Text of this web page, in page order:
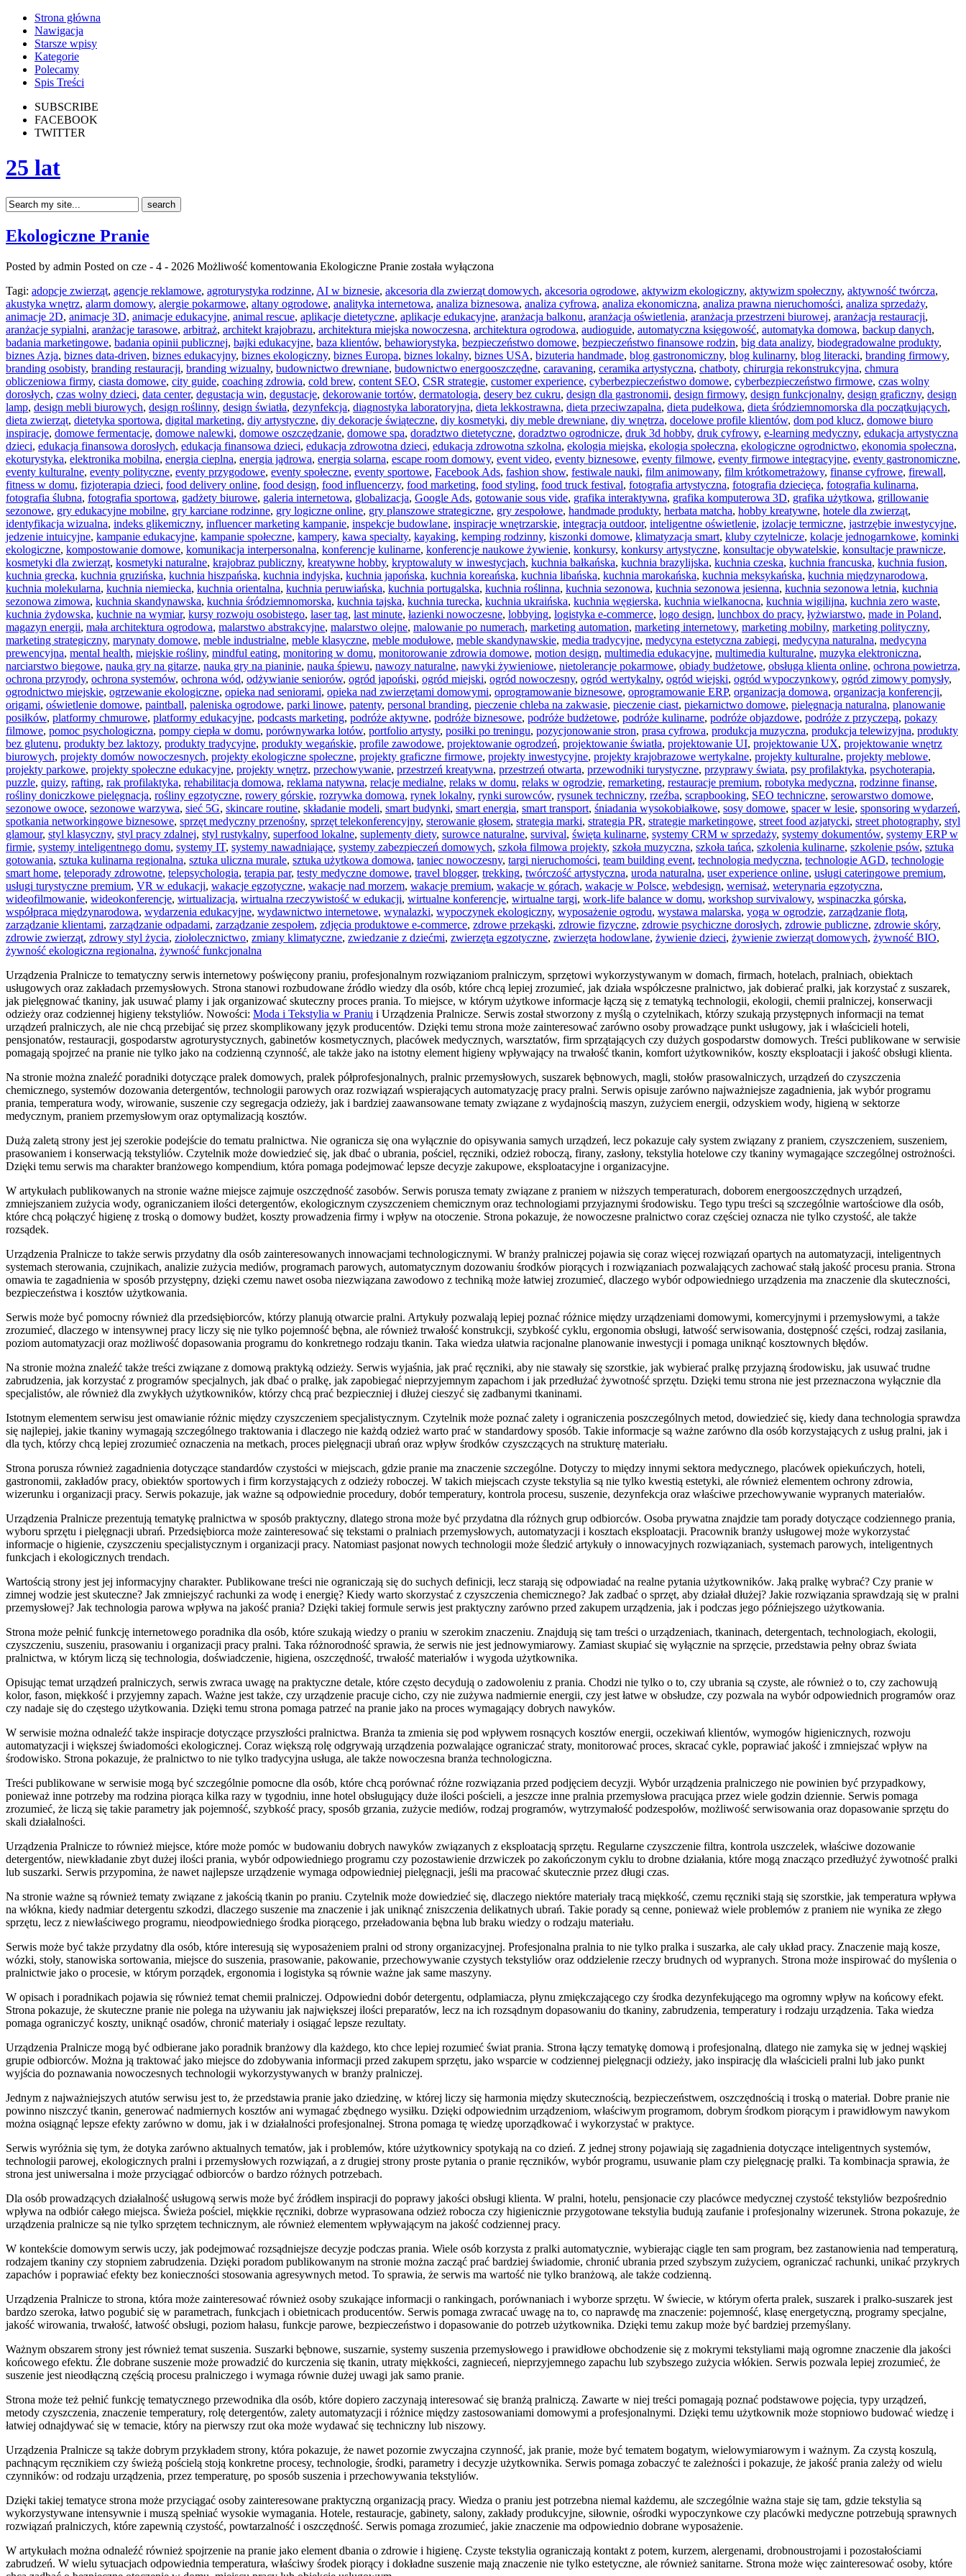
Strona główna
Nawigacja
Starsze wpisy
Kategorie
Polecamy
Spis Treści
SUBSCRIBE
FACEBOOK
TWITTER
25 lat
Ekologiczne Pranie
Posted by admin Posted on cze - 4 - 2026 Możliwość komentowania Ekologiczne Pranie została wyłączona
Tagi: adopcje zwierząt, agencje reklamowe, agroturystyka rodzinne, AI w biznesie, akcesoria dla zwierząt domowych, akcesoria ogrodowe, aktywizm ekologiczny, aktywizm społeczny, aktywność twórcza,
akustyka wnętrz, alarm domowy, alergie pokarmowe, altany ogrodowe, analityka internetowa, analiza biznesowa, analiza cyfrowa, analiza ekonomiczna, analiza prawna nieruchomości, analiza sprzedaży,
animacje 2D, animacje 3D, animacje edukacyjne, animal rescue, aplikacje dietetyczne, aplikacje edukacyjne, aranżacja balkonu, aranżacja oświetlenia, aranżacja przestrzeni biurowej, aranżacja restauracji,
aranżacje sypialni, aranżacje tarasowe, arbitraż, architekt krajobrazu, architektura miejska nowoczesna, architektura ogrodowa, audioguide, automatyczna księgowość, automatyka domowa, backup danych,
badania marketingowe, badania opinii publicznej, bajki edukacyjne, baza klientów, behawiorystyka, bezpieczeństwo domowe, bezpieczeństwo finansowe rodzin, big data analizy, biodegradowalne produkty,
biznes Azja, biznes data-driven, biznes edukacyjny, biznes ekologiczny, biznes Europa, biznes lokalny, biznes USA, bizuteria handmade, blog gastronomiczny, blog kulinarny, blog literacki, branding firmowy,
branding osobisty, branding restauracji, branding wizualny, budownictwo drewniane, budownictwo energooszczędne, caravaning, ceramika artystyczna, chatboty, chirurgia rekonstrukcyjna, chmura
obliczeniowa firmy, ciasta domowe, city guide, coaching zdrowia, cold brew, content SEO, CSR strategie, customer experience, cyberbezpieczeństwo domowe, cyberbezpieczeństwo firmowe, czas wolny
dorosłych, czas wolny dzieci, data center, degustacja win, degustacje, dekorowanie tortów, dermatologia, desery bez cukru, design dla gastronomii, design firmowy, design funkcjonalny, design graficzny, design
lamp, design mebli biurowych, design roślinny, design światła, dezynfekcja, diagnostyka laboratoryjna, dieta lekkostrawna, dieta przeciwzapalna, dieta pudełkowa, dieta śródziemnomorska dla początkujących,
dieta zwierząt, dietetyka sportowa, digital marketing, diy artystyczne, diy dekoracje świąteczne, diy kosmetyki, diy meble drewniane, diy wnętrza, docelowe profile klientów, dom pod klucz, domowe biuro
inspiracje, domowe fermentacje, domowe nalewki, domowe oszczędzanie, domowe spa, doradztwo dietetyczne, doradztwo ogrodnicze, druk 3d hobby, druk cyfrowy, e-learning medyczny, edukacja artystyczna
dzieci, edukacja finansowa dorosłych, edukacja finansowa dzieci, edukacja zdrowotna dzieci, edukacja zdrowotna szkolna, ekologia miejska, ekologia społeczna, ekologiczne ogrodnictwo, ekonomia społeczna,
ekoturystyka, elektronika mobilna, energia cieplna, energia jądrowa, energia solarna, escape room domowy, event video, eventy biznesowe, eventy filmowe, eventy firmowe integracyjne, eventy gastronomiczne,
eventy kulturalne, eventy polityczne, eventy przygodowe, eventy społeczne, eventy sportowe, Facebook Ads, fashion show, festiwale nauki, film animowany, film krótkometrażowy, finanse cyfrowe, firewall,
fitness w domu, fizjoterapia dzieci, food delivery online, food design, food influencerzy, food marketing, food styling, food truck festival, fotografia artystyczna, fotografia dziecięca, fotografia kulinarna,
fotografia ślubna, fotografia sportowa, gadżety biurowe, galeria internetowa, globalizacja, Google Ads, gotowanie sous vide, grafika interaktywna, grafika komputerowa 3D, grafika użytkowa, grillowanie
sezonowe, gry edukacyjne mobilne, gry karciane rodzinne, gry logiczne online, gry planszowe strategiczne, gry zespołowe, handmade produkty, herbata matcha, hobby kreatywne, hotele dla zwierząt,
identyfikacja wizualna, indeks glikemiczny, influencer marketing kampanie, inspekcje budowlane, inspiracje wnętrzarskie, integracja outdoor, inteligentne oświetlenie, izolacje termiczne, jastrzębie inwestycyjne,
jedzenie intuicyjne, kampanie edukacyjne, kampanie społeczne, kampery, kawa specialty, kayaking, kemping rodzinny, kiszonki domowe, klimatyzacja smart, kluby czytelnicze, kolacje jednogarnkowe, kominki
ekologiczne, kompostowanie domowe, komunikacja interpersonalna, konferencje kulinarne, konferencje naukowe żywienie, konkursy, konkursy artystyczne, konsultacje obywatelskie, konsultacje prawnicze,
kosmetyki dla zwierząt, kosmetyki naturalne, krajobraz publiczny, kreatywne hobby, kryptowaluty w inwestycjach, kuchnia bałkańska, kuchnia brazylijska, kuchnia czeska, kuchnia francuska, kuchnia fusion,
kuchnia grecka, kuchnia gruzińska, kuchnia hiszpańska, kuchnia indyjska, kuchnia japońska, kuchnia koreańska, kuchnia libańska, kuchnia marokańska, kuchnia meksykańska, kuchnia międzynarodowa,
kuchnia molekularna, kuchnia niemiecka, kuchnia orientalna, kuchnia peruwiańska, kuchnia portugalska, kuchnia roślinna, kuchnia sezonowa, kuchnia sezonowa jesienna, kuchnia sezonowa letnia, kuchnia
sezonowa zimowa, kuchnia skandynawska, kuchnia śródziemnomorska, kuchnia tajska, kuchnia turecka, kuchnia ukraińska, kuchnia węgierska, kuchnia wielkanocna, kuchnia wigilijna, kuchnia zero waste,
kuchnia żydowska, kuchnie na wymiar, kursy rozwoju osobistego, laser tag, last minute, łazienki nowoczesne, lobbying, logistyka e-commerce, logo design, lunchbox do pracy, łyżwiarstwo, made in Poland,
magazyn energii, mała architektura ogrodowa, malarstwo abstrakcyjne, malarstwo olejne, malowanie po numerach, marketing automation, marketing internetowy, marketing mobilny, marketing polityczny,
marketing strategiczny, marynaty domowe, meble industrialne, meble klasyczne, meble modułowe, meble skandynawskie, media tradycyjne, medycyna estetyczna zabiegi, medycyna naturalna, medycyna
prewencyjna, mental health, miejskie rośliny, mindful eating, monitoring w domu, monitorowanie zdrowia domowe, motion design, multimedia edukacyjne, multimedia kulturalne, muzyka elektroniczna,
narciarstwo biegowe, nauka gry na gitarze, nauka gry na pianinie, nauka śpiewu, nawozy naturalne, nawyki żywieniowe, nietolerancje pokarmowe, obiady budżetowe, obsługa klienta online, ochrona powietrza,
ochrona przyrody, ochrona systemów, ochrona wód, odżywianie seniorów, ogród japoński, ogród miejski, ogród nowoczesny, ogród wertykalny, ogród wiejski, ogród wypoczynkowy, ogród zimowy pomysły,
ogrodnictwo miejskie, ogrzewanie ekologiczne, opieka nad seniorami, opieka nad zwierzętami domowymi, oprogramowanie biznesowe, oprogramowanie ERP, organizacja domowa, organizacja konferencji,
origami, oświetlenie domowe, paintball, paleniska ogrodowe, parki linowe, patenty, personal branding, pieczenie chleba na zakwasie, pieczenie ciast, piekarnictwo domowe, pielęgnacja naturalna, planowanie
posiłków, platformy chmurowe, platformy edukacyjne, podcasts marketing, podróże aktywne, podróże biznesowe, podróże budżetowe, podróże kulinarne, podróże objazdowe, podróże z przyczepą, pokazy
filmowe, pomoc psychologiczna, pompy ciepła w domu, porównywarka lotów, portfolio artysty, posiłki po treningu, pozycjonowanie stron, prasa cyfrowa, produkcja muzyczna, produkcja telewizyjna, produkty
bez glutenu, produkty bez laktozy, produkty tradycyjne, produkty wegańskie, profile zawodowe, projektowanie ogrodzeń, projektowanie światła, projektowanie UI, projektowanie UX, projektowanie wnętrz
biurowych, projekty domów nowoczesnych, projekty ekologiczne społeczne, projekty graficzne firmowe, projekty inwestycyjne, projekty krajobrazowe wertykalne, projekty kulturalne, projekty meblowe,
projekty parkowe, projekty społeczne edukacyjne, projekty wnętrz, przechowywanie, przestrzeń kreatywna, przestrzeń otwarta, przewodniki turystyczne, przyprawy świata, psy profilaktyka, psychoterapia,
puzzle, quizy, rafting, rak profilaktyka, rehabilitacja domowa, reklama natywna, relacje medialne, relaks w domu, relaks w ogrodzie, remarketing, restauracje premium, robotyka medyczna, rodzinne finanse,
rośliny doniczkowe pielęgnacja, rośliny egzotyczne, rowery górskie, rozrywka domowa, rynek lokalny, rynki surowców, rysunek techniczny, rzeźba, scrapbooking, SEO techniczne, serowarstwo domowe,
sezonowe owoce, sezonowe warzywa, sieć 5G, skincare routine, składanie modeli, smart budynki, smart energia, smart transport, śniadania wysokobiałkowe, sosy domowe, spacer w lesie, sponsoring wydarzeń,
spotkania networkingowe biznesowe, sprzęt medyczny przenośny, sprzęt telekonferencyjny, sterowanie głosem, strategia marki, strategia PR, strategie marketingowe, street food azjatycki, street photography, styl
glamour, styl klasyczny, styl pracy zdalnej, styl rustykalny, superfood lokalne, suplementy diety, surowce naturalne, survival, święta kulinarne, systemy CRM w sprzedaży, systemy dokumentów, systemy ERP w
firmie, systemy inteligentnego domu, systemy IT, systemy nawadniające, systemy zabezpieczeń domowych, szkoła filmowa projekty, szkoła muzyczna, szkoła tańca, szkolenia kulinarne, szkolenie psów, sztuka
gotowania, sztuka kulinarna regionalna, sztuka uliczna murale, sztuka użytkowa domowa, taniec nowoczesny, targi nieruchomości, team building event, technologia medyczna, technologie AGD, technologie
smart home, teleporady zdrowotne, telepsychologia, terapia par, testy medyczne domowe, travel blogger, trekking, twórczość artystyczna, uroda naturalna, user experience online, usługi cateringowe premium,
usługi turystyczne premium, VR w edukacji, wakacje egzotyczne, wakacje nad morzem, wakacje premium, wakacje w górach, wakacje w Polsce, webdesign, wernisaż, weterynaria egzotyczna,
wideofilmowanie, wideokonferencje, wirtualizacja, wirtualna rzeczywistość w edukacji, wirtualne konferencje, wirtualne targi, work-life balance w domu, workshop survivalowy, wspinaczka górska,
współpraca międzynarodowa, wydarzenia edukacyjne, wydawnictwo internetowe, wynalazki, wypoczynek ekologiczny, wyposażenie ogrodu, wystawa malarska, yoga w ogrodzie, zarządzanie flotą,
zarządzanie klientami, zarządzanie odpadami, zarządzanie zespołem, zdjęcia produktowe e-commerce, zdrowe przekąski, zdrowie fizyczne, zdrowie psychiczne dorosłych, zdrowie publiczne, zdrowie skóry,
zdrowie zwierząt, zdrowy styl życia, ziołolecznictwo, zmiany klimatyczne, zwiedzanie z dziećmi, zwierzęta egzotyczne, zwierzęta hodowlane, żywienie dzieci, żywienie zwierząt domowych, żywność BIO,
żywność ekologiczna regionalna, żywność funkcjonalna
Urządzenia Pralnicze to tematyczny serwis internetowy poświęcony praniu, profesjonalnym rozwiązaniom pralniczym, sprzętowi wykorzystywanym w domach, firmach, hotelach, pralniach, obiektach
usługowych oraz zakładach przemysłowych. Strona stanowi rozbudowane źródło wiedzy dla osób, które chcą lepiej zrozumieć, jak działa współczesne pralnictwo, jak dobierać pralki, jak korzystać z suszarek,
jak pielęgnować tkaniny, jak usuwać plamy i jak organizować skuteczny proces prania. To miejsce, w którym użytkowe informacje łączą się z tematyką technologii, ekologii, chemii pralniczej, konserwacji
odzieży oraz codziennej higieny tekstyliów. Nowości: Moda i Tekstylia w Praniu i Urządzenia Pralnicze. Serwis został stworzony z myślą o czytelnikach, którzy szukają przystępnych informacji na temat
urządzeń pralniczych, ale nie chcą przebijać się przez skomplikowany język producentów. Dzięki temu strona może zainteresować zarówno osoby prowadzące punkt usługowy, jak i właścicieli hoteli,
pensjonatów, restauracji, gospodarstw agroturystycznych, gabinetów kosmetycznych, placówek medycznych, warsztatów, firm sprzątających czy dużych gospodarstw domowych. Treści publikowane w serwisie
pomagają spojrzeć na pranie nie tylko jako na codzienną czynność, ale także jako na istotny element higieny wpływający na trwałość tkanin, komfort użytkowników, koszty eksploatacji i jakość obsługi klienta.
Na stronie można znaleźć poradniki dotyczące pralek domowych, pralek półprofesjonalnych, pralnic przemysłowych, suszarek bębnowych, magli, stołów prasowalniczych, urządzeń do czyszczenia
chemicznego, systemów dozowania detergentów, technologii parowych oraz rozwiązań wspierających automatyzację pracy pralni. Serwis opisuje zarówno najważniejsze zagadnienia, jak wybór programu
prania, temperatura wody, wirowanie, suszenie czy segregacja odzieży, jak i bardziej zaawansowane tematy związane z wydajnością maszyn, zużyciem energii, odzyskiem wody, higieną w sektorze
medycznym, praniem przemysłowym oraz optymalizacją kosztów.
Dużą zaletą strony jest jej szerokie podejście do tematu pralnictwa. Nie ogranicza się ona wyłącznie do opisywania samych urządzeń, lecz pokazuje cały system związany z praniem, czyszczeniem, suszeniem,
prasowaniem i konserwacją tekstyliów. Czytelnik może dowiedzieć się, jak dbać o ubrania, pościel, ręczniki, odzież roboczą, firany, zasłony, tekstylia hotelowe czy tkaniny wymagające szczególnej ostrożności.
Dzięki temu serwis ma charakter branżowego kompendium, która pomaga podejmować lepsze decyzje zakupowe, eksploatacyjne i organizacyjne.
W artykułach publikowanych na stronie ważne miejsce zajmuje oszczędność zasobów. Serwis porusza tematy związane z praniem w niższych temperaturach, doborem energooszczędnych urządzeń,
zmniejszaniem zużycia wody, ograniczaniem ilości detergentów, ekologicznym czyszczeniem chemicznym oraz technologiami przyjaznymi środowisku. Tego typu treści są szczególnie wartościowe dla osób,
które chcą połączyć higienę z troską o domowy budżet, koszty prowadzenia firmy i wpływ na otoczenie. Strona pokazuje, że nowoczesne pralnictwo coraz częściej oznacza nie tylko czystość, ale także
rozsądek.
Urządzenia Pralnicze to także serwis przydatny dla osób zainteresowanych innowacjami technologicznymi. W branży pralniczej pojawia się coraz więcej rozwiązań opartych na automatyzacji, inteligentnych
systemach sterowania, czujnikach, analizie zużycia mediów, programach parowych, automatycznym dozowaniu środków piorących i rozwiązaniach pozwalających zachować stałą jakość procesu prania. Strona
omawia te zagadnienia w sposób przystępny, dzięki czemu nawet osoba niezwiązana zawodowo z techniką może łatwiej zrozumieć, dlaczego wybór odpowiedniego urządzenia ma znaczenie dla skuteczności,
bezpieczeństwa i kosztów użytkowania.
Serwis może być pomocny również dla przedsiębiorców, którzy planują otwarcie pralni. Artykuły pozwalają lepiej poznać różnice między urządzeniami domowymi, komercyjnymi i przemysłowymi, a także
zrozumieć, dlaczego w intensywnej pracy liczy się nie tylko pojemność bębna, ale również trwałość konstrukcji, szybkość cyklu, ergonomia obsługi, łatwość serwisowania, dostępność części, rodzaj zasilania,
poziom automatyzacji oraz możliwość dopasowania programu do konkretnego rodzaju tkanin. Taka wiedza ułatwia racjonalne planowanie inwestycji i pomaga uniknąć kosztownych błędów.
Na stronie można znaleźć także treści związane z domową praktyką odzieży. Serwis wyjaśnia, jak prać ręczniki, aby nie stawały się szorstkie, jak wybierać pralkę przyjazną środowisku, jak usuwać trudne
zabrudzenia, jak korzystać z programów specjalnych, jak dbać o pralkę, jak zapobiegać nieprzyjemnym zapachom i jak przedłużać żywotność sprzętu. Dzięki temu strona nie jest przeznaczona wyłącznie dla
specjalistów, ale również dla zwykłych użytkowników, którzy chcą prać bezpieczniej i dłużej cieszyć się zadbanymi tkaninami.
Istotnym elementem serwisu jest omawianie różnic między czyszczeniem specjalistycznym. Czytelnik może poznać zalety i ograniczenia poszczególnych metod, dowiedzieć się, kiedy dana technologia sprawdza
się najlepiej, jakie tkaniny wymagają szczególnego traktowania i dlaczego nie każdą odzież warto prać w standardowy sposób. Takie informacje są ważne zarówno dla osób korzystających z usług pralni, jak i
dla tych, którzy chcą lepiej zrozumieć oznaczenia na metkach, proces pielęgnacji ubrań oraz wpływ środków czyszczących na strukturę materiału.
Strona porusza również zagadnienia dotyczące standardów czystości w miejscach, gdzie pranie ma znaczenie szczególne. Dotyczy to między innymi sektora medycznego, placówek opiekuńczych, hoteli,
gastronomii, zakładów pracy, obiektów sportowych i firm korzystających z odzieży roboczej. W takich miejscach czyste tekstylia są nie tylko kwestią estetyki, ale również elementem ochrony zdrowia,
wizerunku i organizacji pracy. Serwis pokazuje, jak ważne są odpowiednie procedury, dobór temperatury, kontrola procesu, suszenie, dezynfekcja oraz właściwe przechowywanie wypranych materiałów.
Urządzenia Pralnicze prezentują tematykę pralnictwa w sposób praktyczny, dlatego strona może być przydatna dla różnych grup odbiorców. Osoba prywatna znajdzie tam porady dotyczące codziennego prania,
wyboru sprzętu i pielęgnacji ubrań. Przedsiębiorca może zainteresować się tekstami o pralniach przemysłowych, automatyzacji i kosztach eksploatacji. Pracownik branży usługowej może wykorzystać
informacje o higienie, czyszczeniu specjalistycznym i organizacji pracy. Natomiast pasjonat nowych technologii może śledzić artykuły o innowacyjnych rozwiązaniach, systemach parowych, inteligentnych
funkcjach i ekologicznych trendach.
Wartością strony jest jej informacyjny charakter. Publikowane treści nie ograniczają się do suchych definicji, lecz starają się odpowiadać na realne pytania użytkowników. Jaką pralkę wybrać? Czy pranie w
zimnej wodzie jest skuteczne? Jak zmniejszyć rachunki za wodę i energię? Kiedy warto skorzystać z czyszczenia chemicznego? Jak zadbać o sprzęt, aby działał dłużej? Jakie rozwiązania sprawdzają się w pralni
przemysłowej? Jak technologia parowa wpływa na jakość prania? Dzięki takiej formule serwis jest praktyczny zarówno przed zakupem urządzenia, jak i podczas jego późniejszego użytkowania.
Strona może pełnić funkcję internetowego poradnika dla osób, które szukają wiedzy o praniu w szerokim znaczeniu. Znajdują się tam treści o urządzeniach, tkaninach, detergentach, technologiach, ekologii,
czyszczeniu, suszeniu, prasowaniu i organizacji pracy pralni. Taka różnorodność sprawia, że serwis nie jest jednowymiarowy. Zamiast skupiać się wyłącznie na sprzęcie, przedstawia pełny obraz świata
pralnictwa, w którym liczą się technologia, doświadczenie, higiena, oszczędność, trwałość materiałów i wygoda użytkownika.
Opisując temat urządzeń pralniczych, serwis zwraca uwagę na praktyczne detale, które często decydują o zadowoleniu z prania. Chodzi nie tylko o to, czy ubrania są czyste, ale również o to, czy zachowują
kolor, fason, miękkość i przyjemny zapach. Ważne jest także, czy urządzenie pracuje cicho, czy nie zużywa nadmiernie energii, czy jest łatwe w obsłudze, czy pozwala na wybór odpowiednich programów oraz
czy nadaje się do częstego użytkowania. Dzięki temu strona pomaga patrzeć na pranie jako na proces wymagający dobrych nawyków.
W serwisie można odnaleźć także inspiracje dotyczące przyszłości pralnictwa. Branża ta zmienia się pod wpływem rosnących kosztów energii, oczekiwań klientów, wymogów higienicznych, rozwoju
automatyzacji i większej świadomości ekologicznej. Coraz większą rolę odgrywają urządzenia pozwalające ograniczać straty, monitorować proces, skracać cykle, poprawiać jakość i zmniejszać wpływ na
środowisko. Strona pokazuje, że pralnictwo to nie tylko tradycyjna usługa, ale także nowoczesna branża technologiczna.
Treści publikowane w serwisie mogą być szczególnie pomocne dla osób, które chcą porównać różne rozwiązania przed podjęciem decyzji. Wybór urządzenia pralniczego nie powinien być przypadkowy,
ponieważ inne potrzeby ma rodzina piorąca kilka razy w tygodniu, inne hotel obsługujący duże ilości pościeli, a jeszcze inne pralnia przemysłowa pracująca przez wiele godzin dziennie. Serwis pomaga
zrozumieć, że liczą się takie parametry jak pojemność, szybkość pracy, sposób grzania, zużycie mediów, rodzaj programów, wytrzymałość podzespołów, możliwość serwisowania oraz dopasowanie sprzętu do
skali działalności.
Urządzenia Pralnicze to również miejsce, które może pomóc w budowaniu dobrych nawyków związanych z eksploatacją sprzętu. Regularne czyszczenie filtra, kontrola uszczelek, właściwe dozowanie
detergentów, niewkładanie zbyt dużej ilości prania, wybór odpowiedniego programu czy pozostawienie drzwiczek po zakończonym cyklu to drobne działania, które mogą znacząco przedłużyć żywotność pralki
lub suszarki. Serwis przypomina, że nawet najlepsze urządzenie wymaga odpowiedniej pielęgnacji, jeśli ma pracować skutecznie przez długi czas.
Na stronie ważne są również tematy związane z jakością tkanin po praniu. Czytelnik może dowiedzieć się, dlaczego niektóre materiały tracą miękkość, czemu ręczniki stają się szorstkie, jak temperatura wpływa
na włókna, kiedy nadmiar detergentu szkodzi, dlaczego suszenie ma znaczenie i jak uniknąć zniszczenia delikatnych ubrań. Takie porady są cenne, ponieważ wiele problemów z praniem nie wynika ze złego
sprzętu, lecz z niewłaściwego programu, nieodpowiedniego środka piorącego, przeładowania bębna lub braku wiedzy o rodzaju materiału.
Serwis może być także przydatny dla osób, które interesują się wyposażeniem pralni od strony organizacyjnej. Profesjonalna pralnia to nie tylko pralka i suszarka, ale cały układ pracy. Znaczenie mają kosze,
wózki, stoły, stanowiska sortowania, miejsce do suszenia, prasowanie, pakowanie, przechowywanie czystych tekstyliów oraz oddzielenie rzeczy brudnych od wypranych. Strona może inspirować do myślenia o
pralnictwie jako o procesie, w którym porządek, ergonomia i logistyka są równie ważne jak same maszyny.
W opisach i poradnikach pojawia się również temat chemii pralniczej. Odpowiedni dobór detergentu, odplamiacza, płynu zmiękczającego czy środka dezynfekującego ma ogromny wpływ na końcowy efekt.
Strona pokazuje, że skuteczne pranie nie polega na używaniu jak największej ilości preparatów, lecz na ich rozsądnym dopasowaniu do tkaniny, zabrudzenia, temperatury i rodzaju urządzenia. Taka wiedza
pomaga ograniczyć koszty, uniknąć osadów, chronić materiały i osiągać lepsze rezultaty.
Urządzenia Pralnicze mogą być odbierane jako poradnik branżowy dla każdego, kto chce lepiej rozumieć świat prania. Strona łączy tematykę domową i profesjonalną, dlatego nie zamyka się w jednej wąskiej
grupie odbiorców. Można ją traktować jako miejsce do zdobywania informacji przed zakupem sprzętu, jako wsparcie w codziennej pielęgnacji odzieży, jako inspirację dla właścicieli pralni lub jako punkt
wyjścia do poznawania nowoczesnych technologii wykorzystywanych w branży pralniczej.
Jednym z najważniejszych atutów serwisu jest to, że przedstawia pranie jako dziedzinę, w której liczy się harmonia między skutecznością, bezpieczeństwem, oszczędnością i troską o materiał. Dobre pranie nie
powinno niszczyć tkanin, generować nadmiernych kosztów ani wymagać zbędnego wysiłku. Dzięki odpowiednim urządzeniom, właściwym programom, dobrym środkom piorącym i prawidłowym nawykom
można osiągnąć lepsze efekty zarówno w domu, jak i w działalności profesjonalnej. Strona pomaga tę wiedzę uporządkować i wykorzystać w praktyce.
Serwis wyróżnia się tym, że dotyka zarówno aktualnych tematów, jak i problemów, które użytkownicy spotykają na co dzień. Z jednej strony pojawiają się zagadnienia dotyczące inteligentnych systemów,
technologii parowej, ekologicznych pralni i przemysłowych rozwiązań, a z drugiej strony proste pytania o pranie ręczników, wybór programu, usuwanie plam czy pielęgnację pralki. Ta kombinacja sprawia, że
strona jest uniwersalna i może przyciągać odbiorców o bardzo różnych potrzebach.
Dla osób prowadzących działalność usługową serwis może być źródłem inspiracji do poprawy jakości obsługi klienta. W pralni, hotelu, pensjonacie czy placówce medycznej czystość tekstyliów bezpośrednio
wpływa na odbiór całego miejsca. Świeża pościel, miękkie ręczniki, dobrze wyprasowana odzież robocza czy higienicznie przygotowane tekstylia budują zaufanie i profesjonalny wizerunek. Strona pokazuje, że
urządzenia pralnicze są nie tylko sprzętem technicznym, ale również elementem wpływającym na jakość codziennej pracy.
W kontekście domowym serwis uczy, jak podejmować rozsądniejsze decyzje podczas prania. Wiele osób korzysta z pralki automatycznie, wybierając ciągle ten sam program, bez zastanowienia nad temperaturą,
rodzajem tkaniny czy stopniem zabrudzenia. Dzięki poradom publikowanym na stronie można zacząć prać bardziej świadomie, chronić ubrania przed szybszym zużyciem, ograniczać rachunki, unikać przykrych
zapachów i poprawiać efekty bez konieczności stosowania agresywnych metod. To sprawia, że serwis ma wartość nie tylko branżową, ale także codzienną.
Urządzenia Pralnicze to strona, która może zainteresować również osoby szukające informacji o rankingach, porównaniach i wyborze sprzętu. W świecie, w którym oferta pralek, suszarek i pralko-suszarek jest
bardzo szeroka, łatwo pogubić się w parametrach, funkcjach i obietnicach producentów. Serwis pomaga zwracać uwagę na to, co naprawdę ma znaczenie: pojemność, klasę energetyczną, programy specjalne,
jakość wirowania, trwałość, łatwość obsługi, poziom hałasu, funkcje parowe, bezpieczeństwo i dopasowanie do potrzeb użytkownika. Dzięki temu zakup może być bardziej przemyślany.
Ważnym obszarem strony jest również temat suszenia. Suszarki bębnowe, suszarnie, systemy suszenia przemysłowego i prawidłowe obchodzenie się z mokrymi tekstyliami mają ogromne znaczenie dla jakości
końcowego efektu. Źle dobrane suszenie może prowadzić do kurczenia się tkanin, utraty miękkości, zagnieceń, nieprzyjemnego zapachu lub szybszego zużycia włókien. Serwis pozwala lepiej zrozumieć, że
suszenie jest nieodłączną częścią procesu pralniczego i wymaga równie dużej uwagi jak samo pranie.
Strona może też pełnić funkcję tematycznego przewodnika dla osób, które dopiero zaczynają interesować się branżą pralniczą. Zawarte w niej treści pomagają poznać podstawowe pojęcia, typy urządzeń,
metody czyszczenia, znaczenie temperatury, rolę detergentów, zalety automatyzacji i różnice między zastosowaniami domowymi a profesjonalnymi. Dzięki temu użytkownik może stopniowo budować wiedzę i
łatwiej odnajdywać się w temacie, który na pierwszy rzut oka może wydawać się techniczny lub niszowy.
Urządzenia Pralnicze są także dobrym przykładem strony, która pokazuje, że nawet pozornie zwyczajna czynność, jak pranie, może być tematem bogatym, wielowymiarowym i ważnym. Za czystą koszulą,
pachnącym ręcznikiem czy świeżą pościelą stoją konkretne procesy, technologie, środki, parametry i decyzje użytkownika. Serwis pomaga zobaczyć te zależności i pokazuje, że jakość prania zależy od wielu
czynników: od rodzaju urządzenia, przez temperaturę, po sposób suszenia i przechowywania tekstyliów.
Dzięki takiej tematyce strona może przyciągać osoby zainteresowane praktyczną organizacją pracy. Wiedza o praniu jest potrzebna niemal każdemu, ale szczególnie ważna staje się tam, gdzie tekstylia są
wykorzystywane intensywnie i muszą spełniać wysokie wymagania. Hotele, restauracje, gabinety, salony, zakłady produkcyjne, siłownie, ośrodki wypoczynkowe czy placówki medyczne potrzebują sprawnych
rozwiązań pralniczych, które zapewnią czystość, powtarzalność i oszczędność. Serwis pomaga zrozumieć, jakie znaczenie ma odpowiednio dobrane wyposażenie.
W artykułach można odnaleźć również spojrzenie na pranie jako element dbania o zdrowie i higienę. Czyste tekstylia ograniczają kontakt z potem, kurzem, alergenami, drobnoustrojami i pozostałościami
zabrudzeń. W wielu sytuacjach odpowiednia temperatura, właściwy środek piorący i dokładne suszenie mają znaczenie nie tylko estetyczne, ale również sanitarne. Strona może więc zainteresować osoby, które